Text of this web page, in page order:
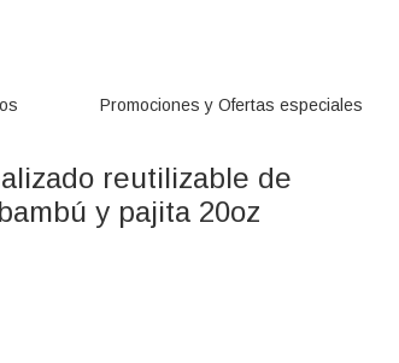
Promociones y Ofertas especiales
reutilizable de
y pajita 20oz